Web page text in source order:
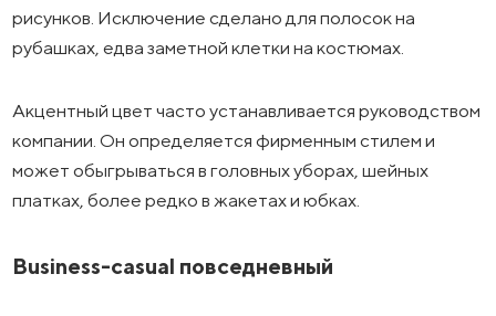
рисунков. Исключение сделано для полосок на
рубашках, едва заметной клетки на костюмах.
Акцентный цвет часто устанавливается руководством
компании. Он определяется фирменным стилем и
может обыгрываться в головных уборах, шейных
платках, более редко в жакетах и юбках.
Business-casual повседневный